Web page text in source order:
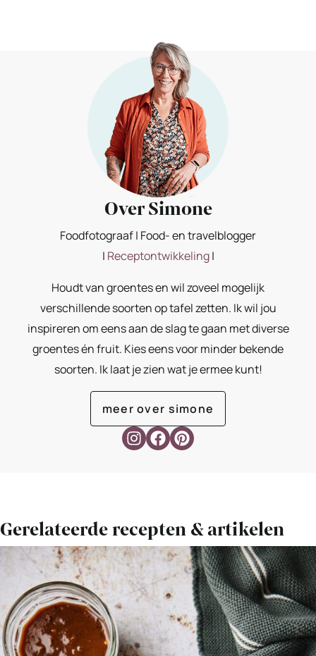
Over Simone
Foodfotograaf | Food- en travelblogger
| Receptontwikkeling|
Houdt van groentes en wil zoveel mogelijk
verschillende soorten op tafel zetten. Ik wil jou
inspireren om eens aan de slag te gaan met diverse
groentes én fruit. Kies eens voor minder bekende
soorten. Ik laat je zien wat je ermee kunt!
meer over simone
Gerelateerde recepten & artikelen
Bekijk
eigen
gochujang